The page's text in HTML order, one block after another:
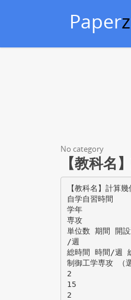
Paper
No category
【教科
【教科名】計
自学自習時間
学年
専攻
単位数 期間 開設
/週
総時間 時間/週
制御工学専攻 （
2
15
2